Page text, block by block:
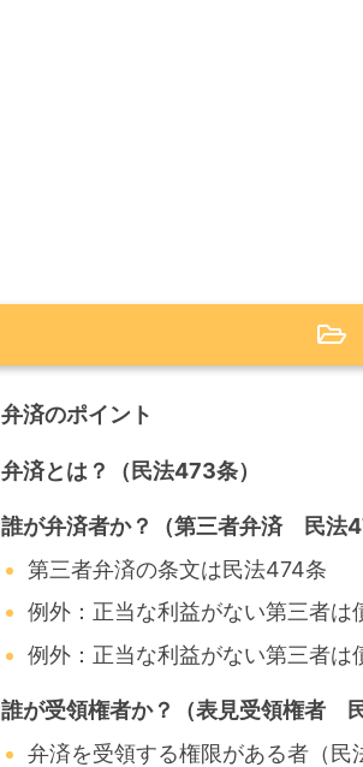
弁済のポイント
弁済とは？（民法473条）
誰が弁済者か？（第三者弁済 民法
第三者弁済の条文は民法474条
例外：正当な利益がない第三者
例外：正当な利益がない第三者
誰が受領権者か？（表見受領権者
弁済を受領する権限がある者（民